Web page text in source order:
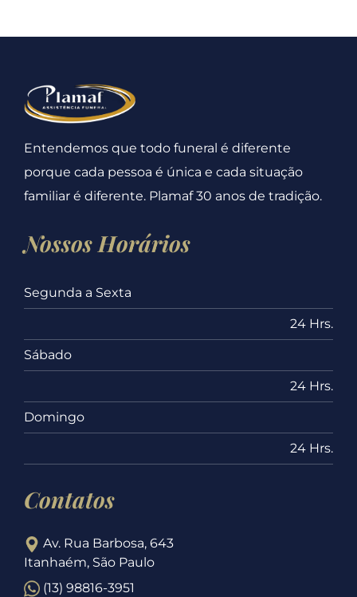
Entendemos que todo funeral é diferente
porque cada pessoa é única e cada situação
familiar é diferente. Plamaf 30 anos de tradição.
Nossos Horários
Segunda a Sexta
24 Hrs.
Sábado
24 Hrs.
Domingo
24 Hrs.
Contatos
Av. Rua Barbosa, 643
Itanhaém, São Paulo
(13) 98816-3951